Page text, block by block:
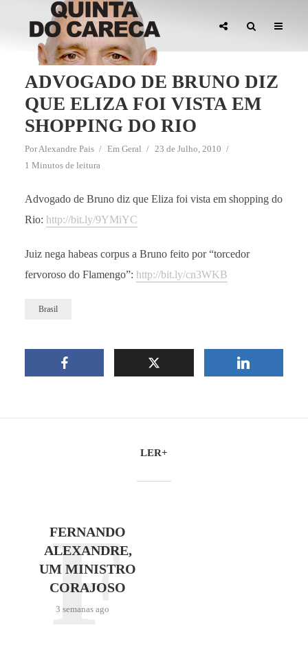
ADVOGADO DE BRUNO DIZ
QUE ELIZA FOI VISTA EM
SHOPPING DO RIO
PorAlexandre Pais Em Geral
23 de Julho, 2010
1 Minutos de leitura
Advogado de Bruno diz que Eliza foi vista em shopping do
Rio: http://bit.ly/9YMiYC
Juiz nega habeas corpus a Bruno feito por “torcedor
fervoroso do Flamengo”: http://bit.ly/cn3WKB
Brasil
LER+
FERNANDO
ALEXANDRE,
UM MINISTRO
CORAJOSO
3 semanas ago
F